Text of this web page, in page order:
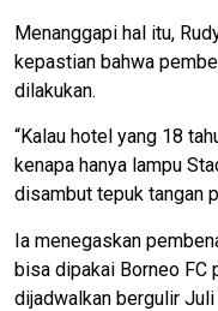
Menanggapi hal itu,
kepastian bahwa
dilakukan.
“Kalau hotel yang 18
kenapa hanya lampu
disambut tepuk tangan
Ia menegaskan
bisa dipakai Borneo FC
dijadwalkan bergulir Juli